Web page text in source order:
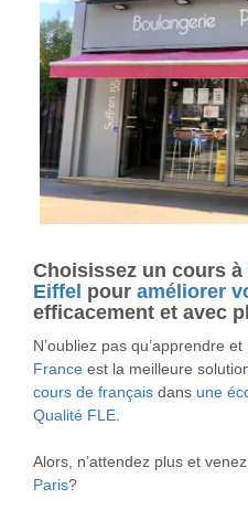
Choisissez un cours à
Eiffel pour améliorer
efficacement et avec
N’oubliez pas qu’apprendre
France est la meilleure
cours de français dans une
Qualité FLE.
Alors, n’attendez plus et
Paris?